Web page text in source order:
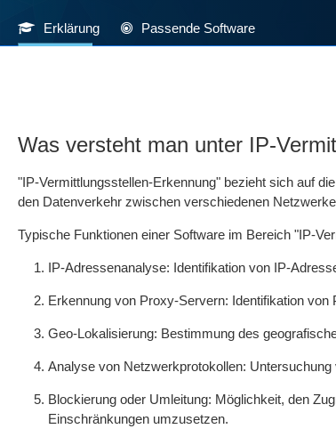
Erklärung Passende Software
Was versteht man unter IP-
"IP-Vermittlungsstellen-Erkennung" bezieht sich auf
den Datenverkehr zwischen verschiedenen
Typische Funktionen einer Software im Bereich "IP-
IP-Adressenanalyse: Identifikation von IP-
Erkennung von Proxy-Servern: Identifikation
Geo-Lokalisierung: Bestimmung des
Analyse von Netzwerkprotokollen:
Blockierung oder Umleitung: Möglichkeit, den
Einschränkungen umzusetzen.